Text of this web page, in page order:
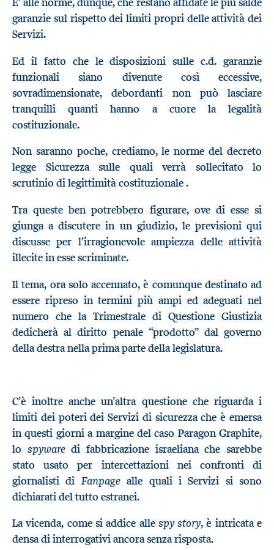
garanzie sul rispetto dei limiti propri delle attività dei
Servizi.
Ed il fatto che le disposizioni sulle c.d. garanzie
funzionali siano divenute così eccessive,
sovradimensionate, debordanti non può lasciare
tranquilli quanti hanno a cuore la legalità
costituzionale.
Non saranno poche, crediamo, le norme del decreto
legge Sicurezza sulle quali verrà sollecitato lo
scrutinio di legittimità costituzionale .
Tra queste ben potrebbero figurare, ove di esse si
giunga a discutere in un giudizio, le previsioni qui
discusse per l’irragionevole ampiezza delle attività
illecite in esse scriminate.
Il tema, ora solo accennato, è comunque destinato ad
essere ripreso in termini più ampi ed adeguati nel
numero che la Trimestrale di Questione Giustizia
dedicherà al diritto penale “prodotto” dal governo
della destra nella prima parte della legislatura.
C’è inoltre anche un’altra questione che riguarda i
limiti dei poteri dei Servizi di sicurezza che è emersa
in questi giorni a margine del caso Paragon Graphite,
lo spywaredi fabbricazione israeliana che sarebbe
stato usato per intercettazioni nei confronti di
giornalisti diFanpagealle quali i Servizi si sono
dichiarati del tutto estranei.
La vicenda, come si addice alle spy story, è intricata e
densa di interrogativi ancora senza risposta.